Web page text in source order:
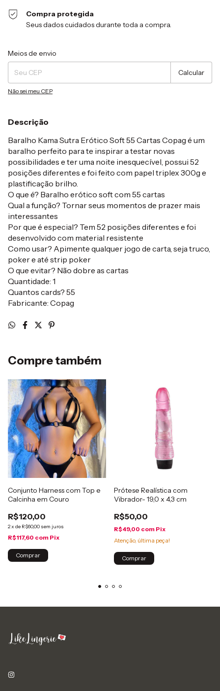
Compra protegida
Seus dados cuidados durante toda a compra.
Entregas para o CEP:
Meios de envio
Calcular
Não sei meu CEP
Descrição
Baralho Kama Sutra Erótico Soft 55 Cartas Copag é um
baralho perfeito para te inspirar a testar novas
possibilidades e ter uma noite inesquecível, possui 52
posições diferentes e foi feito com papel triplex 300g e
plastificação brilho.
O que é? Baralho erótico soft com 55 cartas
Qual a função? Tornar seus momentos de prazer mais
interessantes
Por que é especial? Tem 52 posições diferentes e foi
desenvolvido com material resistente
Como usar? Apimente qualquer jogo de carta, seja truco,
poker e até strip poker
O que evitar? Não dobre as cartas
Quantidade: 1
Quantos cards? 55
Fabricante: Copag
Compre também
Conjunto Harness com Top e
Calcinha em Couro
R$120,00
2x de R$60,00 sem juros
R$117,60 com Pix
Comprar
Prótese Realística com
Vibrador- 19,0 x 4,3 cm
R$50,00
R$49,00 com Pix
Atenção, última peça!
Comprar